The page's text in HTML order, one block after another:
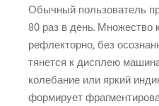
Обычный пользователь
80 раз в день. Множество
рефлекторно, без
тянется к дисплею
колебание или яркий
формирует